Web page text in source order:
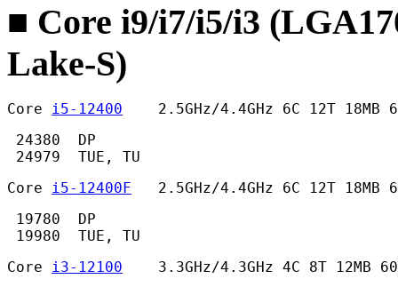
■ Core i9/i7/i5/i3
Lake-S)
Core i5-12400
2.5GHz/4.4GHz 6C 12T 18MB
24380  DP
24979  TUE, TU
Core i5-12400F
2.5GHz/4.4GHz 6C 12T 18MB
19780  DP
19980  TUE, TU
Core i3-12100
3.3GHz/4.3GHz 4C 8T 12MB